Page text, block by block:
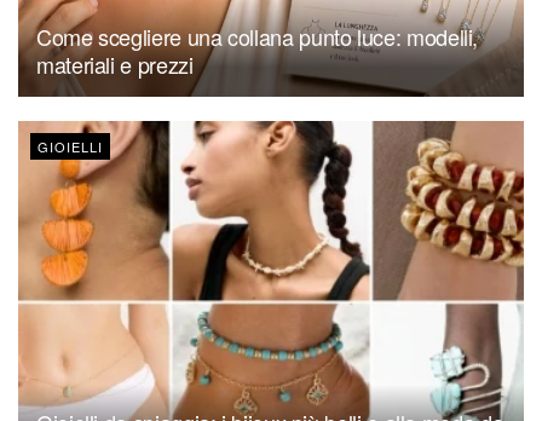
Come scegliere una collana punto luce: modelli,
materiali e prezzi
GIOIELLI